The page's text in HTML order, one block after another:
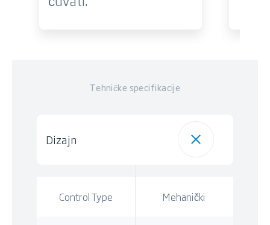
Tehničke specifikacije
Dizajn
Control Type Mehanički